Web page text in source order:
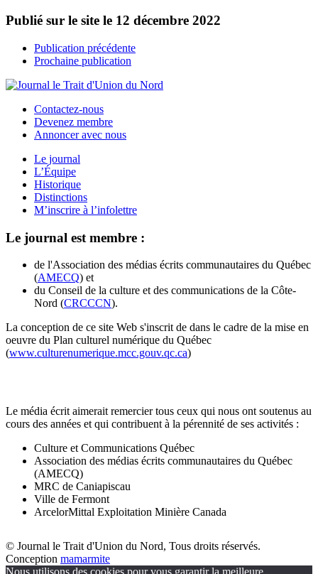
Publié sur le site le 12 décembre 2022
Publication précédente
Prochaine publication
Contactez-nous
Devenez membre
Annoncer avec nous
Le journal
L’Équipe
Historique
Distinctions
M’inscrire à l’infolettre
Le journal est membre :
de l'Association des médias écrits communautaires du Québec
(AMECQ) et
du Conseil de la culture et des communications de la Côte-
Nord (CRCCCN).
La conception de ce site Web s'inscrit de dans le cadre de la mise en
oeuvre du Plan culturel numérique du Québec
(www.culturenumerique.mcc.gouv.qc.ca)
Le média écrit aimerait remercier tous ceux qui nous ont soutenus au
cours des années et qui contribuent à la pérennité de ses activités :
Culture et Communications Québec
Association des médias écrits communautaires du Québec
(AMECQ)
MRC de Caniapiscau
Ville de Fermont
ArcelorMittal Exploitation Minière Canada
© Journal le Trait d'Union du Nord, Tous droits réservés.
Conception mamarmite